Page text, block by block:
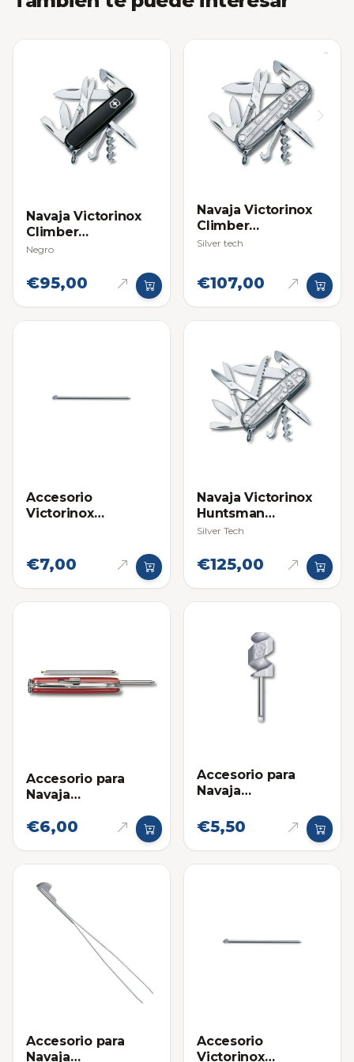
Navaja Victorinox
Climber
Multifuncional
Negro
€95,00
Navaja Victorinox
Climber
Multifuncional
Silver tech
€107,00
Accesorio
Victorinox
Multifuncional
Swiss Champ
€7,00
Navaja Victorinox
Huntsman
Multifuncional
Silver Tech
€125,00
Accesorio para
Navaja
Bolígrafo Corto
€6,00
Accesorio para
Navaja
Destornillador
Victorinox
€5,50
Accesorio para
Navaja
Accesorio
Victorinox